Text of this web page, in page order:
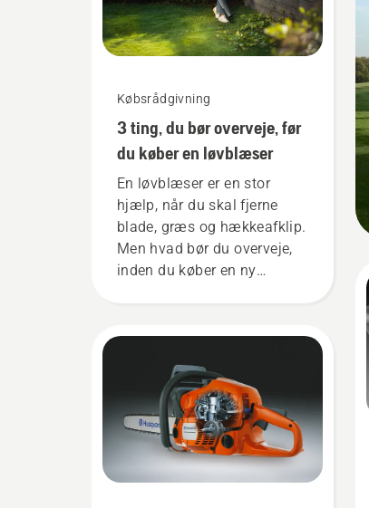
Købsrådgivning
3 ting, du bør overveje, før
du køber en løvblæser
En løvblæser er en stor
hjælp, når du skal fjerne
blade, græs og hækkeafklip.
Men hvad bør du overveje,
inden du køber en ny
en plæneklipper.